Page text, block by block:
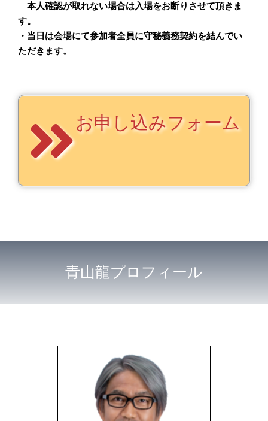
本人確認が取れない場合は入場をお断りさせて頂きま
す。
・当日は会場にて参加者全員に守秘義務契約を結んでい
ただきます。
お申し込みフォーム
青山龍プロフィール